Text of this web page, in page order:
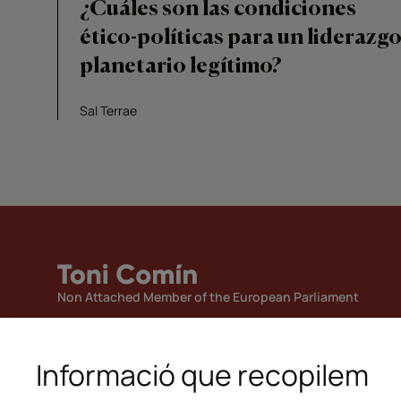
¿Cuáles son las condiciones
ético-políticas para un liderazgo
planetario legítimo?
Sal Terrae
Non Attached Member of the European Parliament
Informació que recopilem